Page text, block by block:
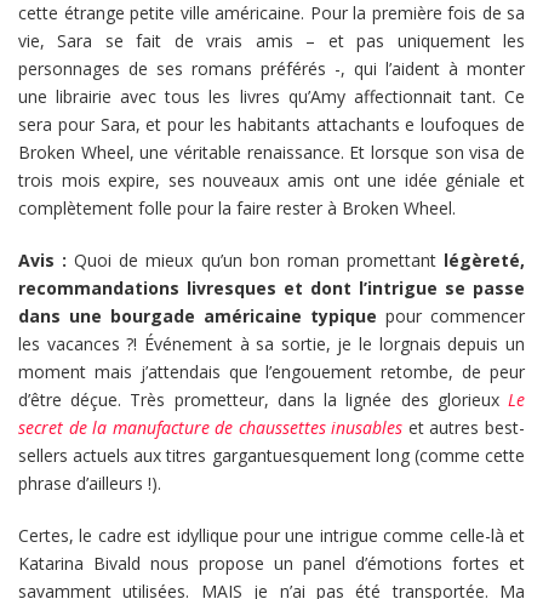
cette étrange petite ville américaine. Pour la première fois de sa
vie, Sara se fait de vrais amis – et pas uniquement les
personnages de ses romans préférés -, qui l’aident à monter
une librairie avec tous les livres qu’Amy affectionnait tant. Ce
sera pour Sara, et pour les habitants attachants e loufoques de
Broken Wheel, une véritable renaissance. Et lorsque son visa de
trois mois expire, ses nouveaux amis ont une idée géniale et
complètement folle pour la faire rester à Broken Wheel.
Avis : Quoi de mieux qu’un bon roman promettant légèreté,
recommandations livresques et dont l’intrigue se passe
dans une bourgade américaine typique pour commencer
les vacances ?! Événement à sa sortie, je le lorgnais depuis un
moment mais j’attendais que l’engouement retombe, de peur
d’être déçue. Très prometteur, dans la lignée des glorieux Le
secret de la manufacture de chaussettes inusables et autres best-
sellers actuels aux titres gargantuesquement long (comme cette
phrase d’ailleurs !).
Certes, le cadre est idyllique pour une intrigue comme celle-là et
Katarina Bivald nous propose un panel d’émotions fortes et
savamment utilisées. MAIS je n’ai pas été transportée. Ma